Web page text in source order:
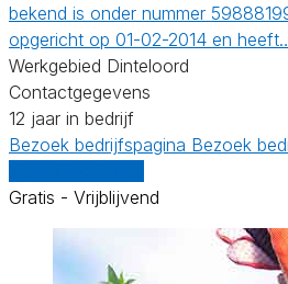
bekend is onder nummer
opgericht op 01-02-2014 en
Werkgebied Dinteloord
Contactgegevens
12 jaar in bedrijf
Bezoek bedrijfspagina Bezoek
Gratis - Vrijblijvend